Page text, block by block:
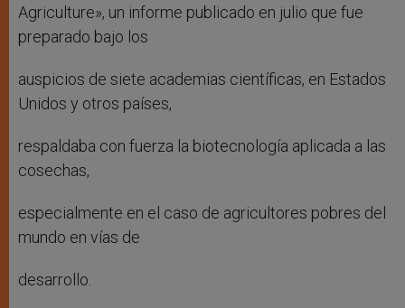
Agriculture», un informe publicado en julio que fue
preparado bajo los
auspicios de siete academias científicas, en Estados
Unidos y otros países,
respaldaba con fuerza la biotecnología aplicada a las
cosechas,
especialmente en el caso de agricultores pobres del
mundo en vías de
desarrollo.